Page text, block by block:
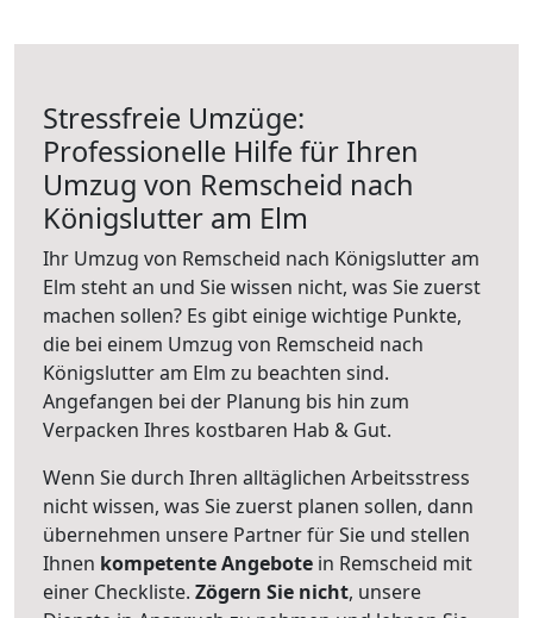
Stressfreie Umzüge:
Professionelle Hilfe für Ihren
Umzug von Remscheid nach
Königslutter am Elm
Ihr Umzug von Remscheid nach Königslutter am
Elm steht an und Sie wissen nicht, was Sie zuerst
machen sollen? Es gibt einige wichtige Punkte,
die bei einem Umzug von Remscheid nach
Königslutter am Elm zu beachten sind.
Angefangen bei der Planung bis hin zum
Verpacken Ihres kostbaren Hab & Gut.
Wenn Sie durch Ihren alltäglichen Arbeitsstress
nicht wissen, was Sie zuerst planen sollen, dann
übernehmen unsere Partner für Sie und stellen
Ihnen kompetente Angebote in Remscheid mit
einer Checkliste. Zögern Sie nicht, unsere